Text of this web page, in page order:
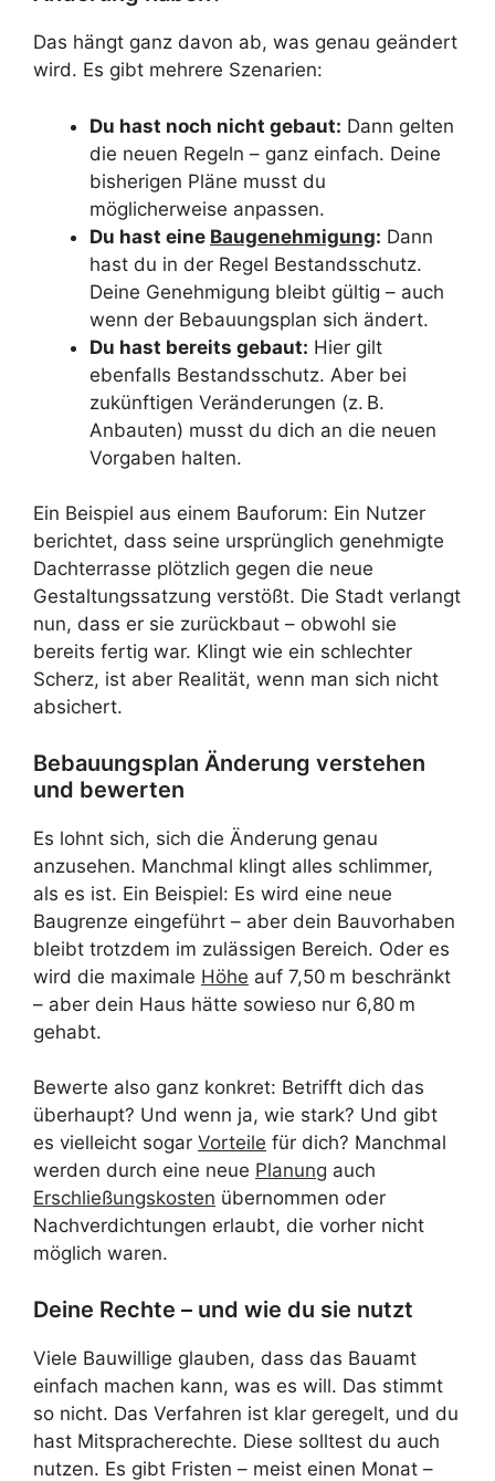
Das hängt ganz davon ab, was genau geändert
wird. Es gibt mehrere Szenarien:
Du hast noch nicht gebaut: Dann gelten
die neuen Regeln – ganz einfach. Deine
bisherigen Pläne musst du
möglicherweise anpassen.
Du hast eine Baugenehmigung: Dann
hast du in der Regel Bestandsschutz.
Deine Genehmigung bleibt gültig – auch
wenn der Bebauungsplan sich ändert.
Du hast bereits gebaut: Hier gilt
ebenfalls Bestandsschutz. Aber bei
zukünftigen Veränderungen (z. B.
Anbauten) musst du dich an die neuen
Vorgaben halten.
Ein Beispiel aus einem Bauforum: Ein Nutzer
berichtet, dass seine ursprünglich genehmigte
Dachterrasse plötzlich gegen die neue
Gestaltungssatzung verstößt. Die Stadt verlangt
nun, dass er sie zurückbaut – obwohl sie
bereits fertig war. Klingt wie ein schlechter
Scherz, ist aber Realität, wenn man sich nicht
absichert.
Bebauungsplan Änderung verstehen
und bewerten
Es lohnt sich, sich die Änderung genau
anzusehen. Manchmal klingt alles schlimmer,
als es ist. Ein Beispiel: Es wird eine neue
Baugrenze eingeführt – aber dein Bauvorhaben
bleibt trotzdem im zulässigen Bereich. Oder es
wird die maximale Höhe auf 7,50 m beschränkt
– aber dein Haus hätte sowieso nur 6,80 m
gehabt.
Bewerte also ganz konkret: Betrifft dich das
überhaupt? Und wenn ja, wie stark? Und gibt
es vielleicht sogar Vorteile für dich? Manchmal
werden durch eine neue Planung auch
Erschließungskosten übernommen oder
Nachverdichtungen erlaubt, die vorher nicht
möglich waren.
Deine Rechte – und wie du sie nutzt
Viele Bauwillige glauben, dass das Bauamt
einfach machen kann, was es will. Das stimmt
so nicht. Das Verfahren ist klar geregelt, und du
hast Mitspracherechte. Diese solltest du auch
nutzen. Es gibt Fristen – meist einen Monat –